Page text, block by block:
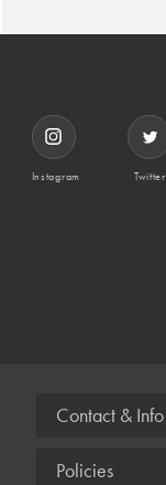
Instagram Twitter
Contact & Info
Policies